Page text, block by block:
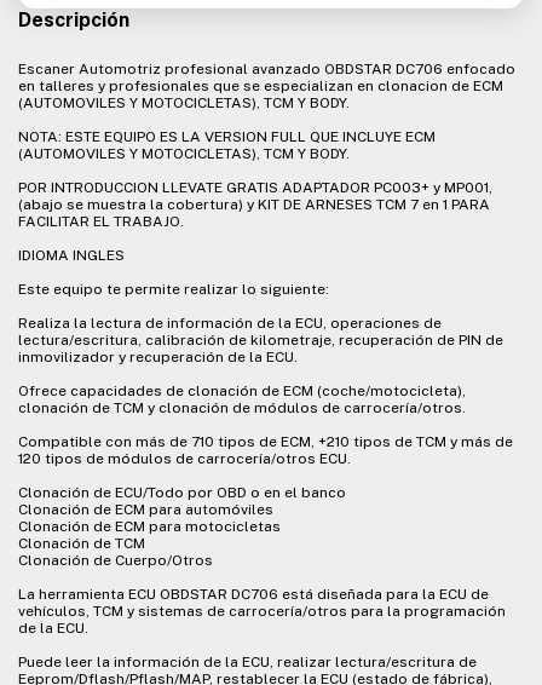
Descripción
Escaner Automotriz profesional avanzado OBDSTAR DC706 enfocado
en talleres y profesionales que se especializan en clonacion de ECM
(AUTOMOVILES Y MOTOCICLETAS), TCM Y BODY.
NOTA: ESTE EQUIPO ES LA VERSION FULL QUE INCLUYE ECM
(AUTOMOVILES Y MOTOCICLETAS), TCM Y BODY.
POR INTRODUCCION LLEVATE GRATIS ADAPTADOR PC003+ y MP001,
(abajo se muestra la cobertura) y KIT DE ARNESES TCM 7 en 1 PARA
FACILITAR EL TRABAJO.
IDIOMA INGLES
Este equipo te permite realizar lo siguiente:
Realiza la lectura de información de la ECU, operaciones de
lectura/escritura, calibración de kilometraje, recuperación de PIN de
inmovilizador y recuperación de la ECU.
Ofrece capacidades de clonación de ECM (coche/motocicleta),
clonación de TCM y clonación de módulos de carrocería/otros.
Compatible con más de 710 tipos de ECM, +210 tipos de TCM y más de
120 tipos de módulos de carrocería/otros ECU.
Clonación de ECU/Todo por OBD o en el banco
Clonación de ECM para automóviles
Clonación de ECM para motocicletas
Clonación de TCM
Clonación de Cuerpo/Otros
La herramienta ECU OBDSTAR DC706 está diseñada para la ECU de
vehículos, TCM y sistemas de carrocería/otros para la programación
de la ECU.
Puede leer la información de la ECU, realizar lectura/escritura de
Eeprom/Dflash/Pflash/MAP, restablecer la ECU (estado de fábrica),